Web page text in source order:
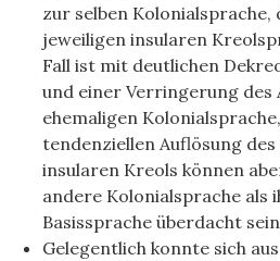
zur selben Kolonialsprache,
jeweiligen insularen
Fall ist mit deutlichen
und einer Verringerung des
ehemaligen
tendenziellen Auflösung
insularen Kreols können
andere Kolonialsprache als
Basissprache überdacht
Gelegentlich konnte sich